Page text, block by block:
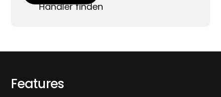
Händler finden
Features